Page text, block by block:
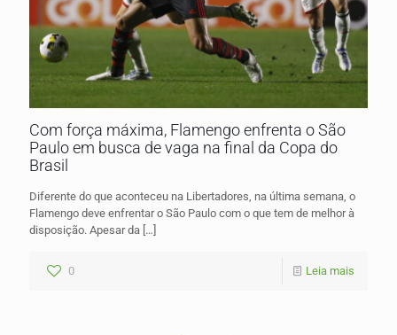
Com força máxima, Flamengo enfrenta o São
Paulo em busca de vaga na final da Copa do
Brasil
Diferente do que aconteceu na Libertadores, na última semana, o
Flamengo deve enfrentar o São Paulo com o que tem de melhor à
disposição. Apesar da […]
0 Leia mais